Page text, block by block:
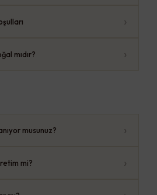
›
mıdır? ›
musunuz? ›
mi? ›